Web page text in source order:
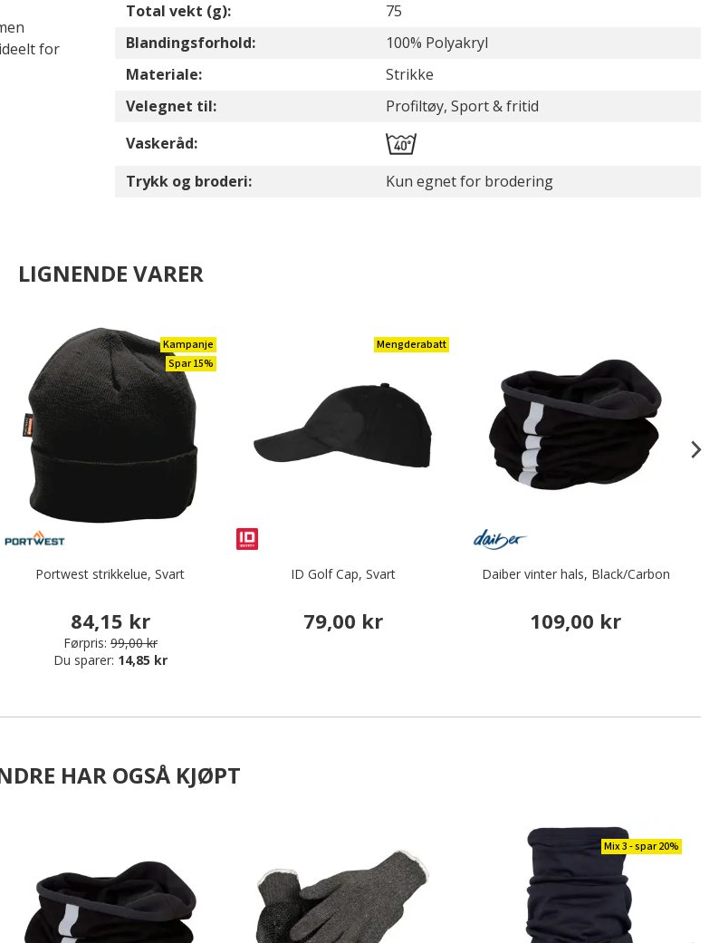
for
Total vekt (g):
75
Blandingsforhold:
100% Polyakryl
Materiale:
Strikke
Velegnet til:
Profiltøy, Sport & fritid
Vaskeråd:
Trykk og broderi:
Kun egnet for brodering
LIGNENDE VARER
Kampanje
Spar 15%
Portwest strikkelue, Svart
84,15 kr
Førpris: 99,00 kr
Du sparer: 14,85 kr
Mengderabatt
ID Golf Cap, Svart
79,00 kr
Daiber vinter hals, Black/Carbon
109,00 kr
HAR OGSÅ KJØPT
Mix 3 - spar 20%